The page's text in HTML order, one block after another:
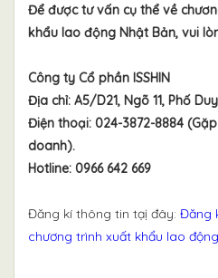
Để được tư vấn cụ thể về
khẩu lao động Nhật Bản, vui
Công ty Cổ phần ISSHIN
Địa chỉ: A5/D21, Ngõ 11, Phố
Điện thoại: 024-3872-8884
doanh).
Hotline: 0966 642 669
Đăng kí thông tin tạị đây: Đăng
chương trình xuất khẩu lao